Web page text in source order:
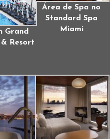
Grand
Resort
Área de Spa no
Standard Spa
Miami